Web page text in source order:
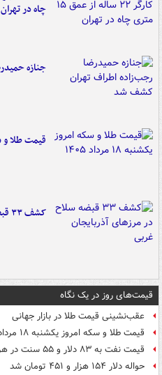
چاه در تهران
جنازه
قیمت طلا و سکه
کشف ۳۳ قبضه سلاح در مرزهای آذربایجان غربی
قیمت‌های روز در یک نگاه
عقب‌نشینی قیمت طلا در بازار جهانی
قیمت طلا و سکه امروز یکشنبه ۱۸ مرداد ۱۴۰۵
قیمت نفت به ۸۳ دلار و ۵۵ سنت در هر بشکه رسید
حواله دلار ۱۵۴ هزار و ۴۵۱ تومان شد